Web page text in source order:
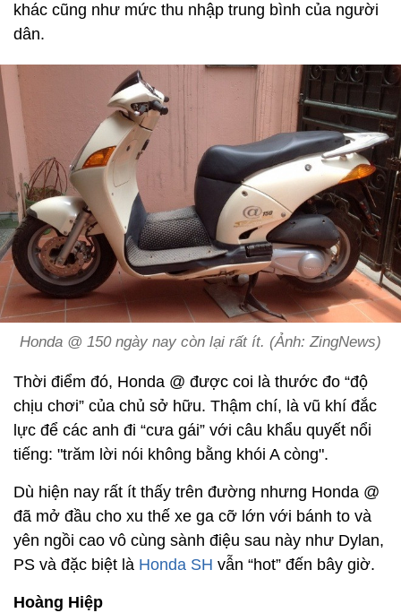
khác cũng như mức thu nhập trung bình của người
dân.
Honda @ 150 ngày nay còn lại rất ít. (Ảnh: ZingNews)
Thời điểm đó, Honda @ được coi là thước đo “độ
chịu chơi” của chủ sở hữu. Thậm chí, là vũ khí đắc
lực để các anh đi “cưa gái” với câu khẩu quyết nổi
tiếng: "trăm lời nói không bằng khói A còng".
Dù hiện nay rất ít thấy trên đường nhưng Honda @
đã mở đầu cho xu thế xe ga cỡ lớn với bánh to và
yên ngồi cao vô cùng sành điệu sau này như Dylan,
PS và đặc biệt là Honda SH vẫn “hot” đến bây giờ.
Hoàng Hiệp